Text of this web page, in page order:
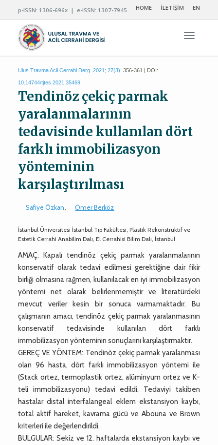
p-ISSN: 1306-696x | e-ISSN: 1307-7945 HOME İLETİŞİM EN
Ulus Travma Acil Cerrahi Derg. 2021; 27(3): 356-361 | DOI:
10.14744/tjtes.2021.35469
Tendinöz çekiç parmak
yaralanmalarının
tedavisinde kullanılan dört
farklı immobilizasyon
yönteminin
karşılaştırılması
Safiye Özkan, Ömer Berköz
İstanbul Üniversitesi İstanbul Tıp Fakültesi, Plastik Rekonstrüktif ve
Estetik Cerrahi Anabilim Dalı, El Cerrahisi Bilim Dalı, İstanbul
AMAÇ: Kapalı tendinöz çekiç parmak yaralanmalarının
konservatif olarak tedavi edilmesi gerektiğine dair fikir
birliği olmasına rağmen, kullanılacak en iyi immobilizasyon
yöntemi net olarak belirlenmemiştir ve literatürdeki
mevcut veriler kesin bir sonuca varmamaktadır. Bu
çalışmanın amacı, tendinöz çekiç parmak yaralanmasının
konservatif tedavisinde kullanılan dört farklı
immobilizasyon yönteminin sonuçlarını karşılaştırmaktır.
GEREÇ VE YÖNTEM: Tendinöz çekiç parmak yaralanması
olan 96 hasta, dört farklı immobilizasyon yöntemi ile
(Stack ortez, termoplastik ortez, alüminyum ortez ve K-
teli immobilizasyonu) tedavi edildi. Tedaviyi takiben
hastalar distal interfalangeal eklem ekstansiyon kaybı,
total aktif hareket, kavrama gücü ve Abouna ve Brown
kriterleri ile değerlendirildi.
BULGULAR: Sekiz ve 12. haftalarda ekstansiyon kaybı ve